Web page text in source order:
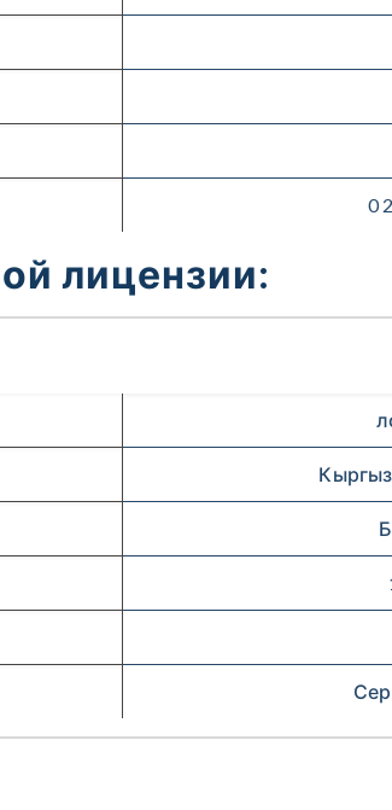
0
лицензии: